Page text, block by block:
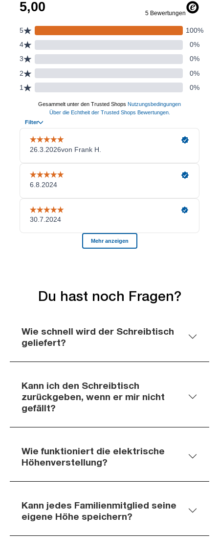
Du hast noch Fragen?
Wie schnell wird der Schreibtisch
geliefert?
Kann ich den Schreibtisch
zurückgeben, wenn er mir nicht
gefällt?
Wie funktioniert die elektrische
Höhenverstellung?
Kann jedes Familienmitglied seine
eigene Höhe speichern?